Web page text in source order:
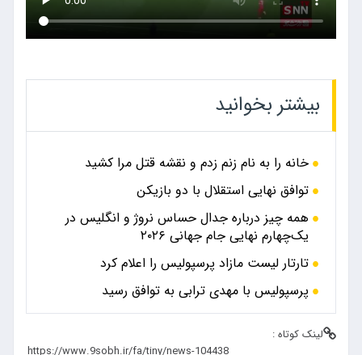
بیشتر بخوانید
خانه را به نام زنم زدم و نقشه قتل مرا کشید
توافق نهایی استقلال با دو بازیکن
همه چیز درباره جدال حساس نروژ و انگلیس در
یک‌چهارم نهایی جام جهانی ۲۰۲۶
تارتار لیست مازاد پرسپولیس را اعلام کرد
پرسپولیس با مهدی ترابی به توافق رسید
لینک کوتاه :